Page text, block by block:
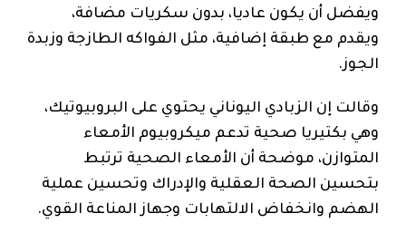
ويفضل أن يكون عاديا، بدون سكريات مضافة،
ويقدم مع طبقة إضافية، مثل الفواكه الطازجة وزبدة
الجوز.
وقالت إن الزبادي اليوناني يحتوي على البروبيوتيك،
وهي بكتيريا صحية تدعم ميكروبيوم الأمعاء
المتوازن، موضحة أن الأمعاء الصحية ترتبط
بتحسين الصحة العقلية والإدراك وتحسين عملية
الهضم وانخفاض الالتهابات وجهاز المناعة القوي.